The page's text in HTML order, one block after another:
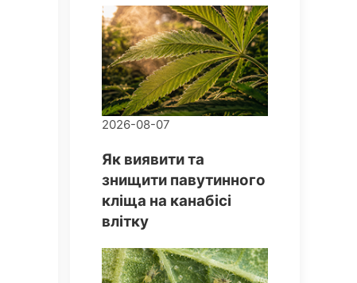
2026-08-07
Як виявити та
знищити павутинного
кліща на канабісі
влітку